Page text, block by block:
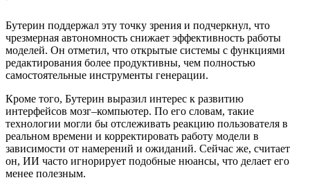
Бутерин поддержал эту точку зрения и подчеркнул, что
чрезмерная автономность снижает эффективность работы
моделей. Он отметил, что открытые системы с функциями
редактирования более продуктивны, чем полностью
самостоятельные инструменты генерации.
Кроме того, Бутерин выразил интерес к развитию
интерфейсов мозг–компьютер. По его словам, такие
технологии могли бы отслеживать реакцию пользователя в
реальном времени и корректировать работу модели в
зависимости от намерений и ожиданий. Сейчас же, считает
он, ИИ часто игнорирует подобные нюансы, что делает его
менее полезным.